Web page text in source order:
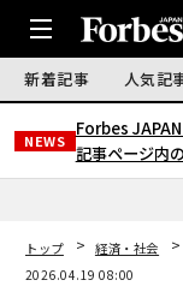
新着記事 人気記
NEWS
Forbes JAPAN
記事ページ内
トップ 経済・社会
2026.04.19 08:00